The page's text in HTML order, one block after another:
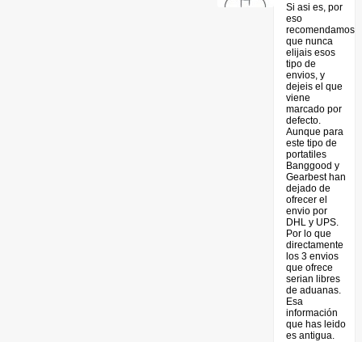
Si asi es, por
eso
recomendamos
que nunca
elijais esos
tipo de
envios, y
dejeis el que
viene
marcado por
defecto.
Aunque para
este tipo de
portatiles
Banggood y
Gearbest han
dejado de
ofrecer el
envio por
DHL y UPS.
Por lo que
directamente
los 3 envios
que ofrece
serian libres
de aduanas.
Esa
información
que has leido
es antigua.